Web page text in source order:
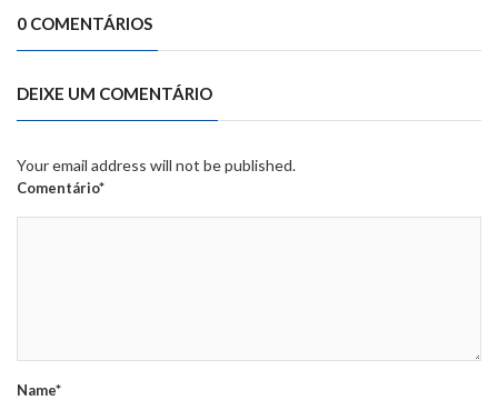
0 COMENTÁRIOS
DEIXE UM COMENTÁRIO
Your email address will not be published.
Comentário*
Name*